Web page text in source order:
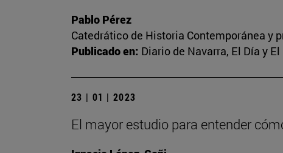
Pablo Pérez
Catedrático de Historia Contemporánea y
Publicado en: Diario de Navarra, El Día y
23 | 01 | 2023
El mayor estudio para entender